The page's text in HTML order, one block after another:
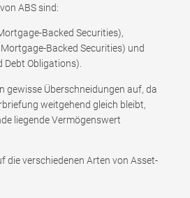
ABS sind:
Backed Securities),
Backed Securities) und
Debt Obligations).
gewisse Überschneidungen auf, da
weitgehend gleich bleibt,
liegende Vermögenswert
die verschiedenen Arten von Asset-